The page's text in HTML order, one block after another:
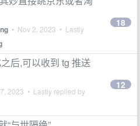
• Nov 2, 2023 • Lastly
18
后,可以收到 tg 推送
2023 • Lastly replied by
12